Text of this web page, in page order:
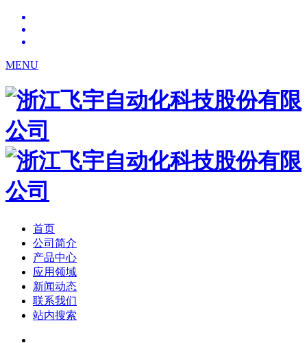
MENU
首页
公司简介
产品中心
应用领域
新闻动态
联系我们
站内搜索